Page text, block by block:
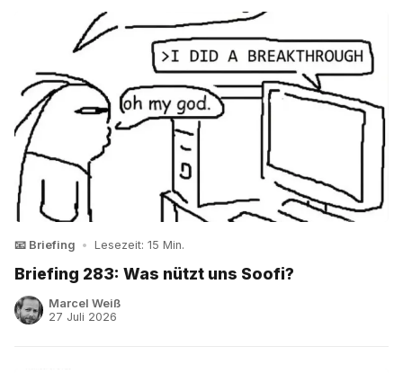
📧 Briefing • Lesezeit: 15 Min.
Briefing 283: Was nützt uns Soofi?
Marcel Weiß
27 Juli 2026